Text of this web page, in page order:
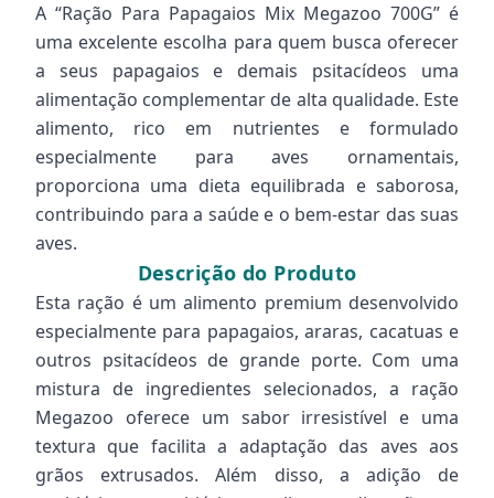
A “Ração Para Papagaios Mix Megazoo 700G” é
uma excelente escolha para quem busca oferecer
a seus papagaios e demais psitacídeos uma
alimentação complementar de alta qualidade. Este
alimento, rico em nutrientes e formulado
especialmente para aves ornamentais,
proporciona uma dieta equilibrada e saborosa,
contribuindo para a saúde e o bem-estar das suas
aves.
Descrição do Produto
Esta ração é um alimento premium desenvolvido
especialmente para papagaios, araras, cacatuas e
outros psitacídeos de grande porte. Com uma
mistura de ingredientes selecionados, a ração
Megazoo oferece um sabor irresistível e uma
textura que facilita a adaptação das aves aos
grãos extrusados. Além disso, a adição de